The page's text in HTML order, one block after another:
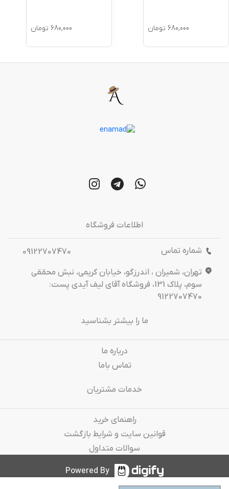
680,000 تومان 680,000 تومان
اطلاعات فروشگاه
شماره تماس
09122707470
تهران، شمیران ، اندرزگو، خیابان کریمی، نبش محققی
سوم، پلاک 131، فروشگاه آقای لیف آیدی پست:
9122707470
ما را بیشتر بشناسید
درباره‌ ما
تماس باما
خدمات مشتریان
راهنمای خرید
قوانین سایت و شرایط بازگشت
سوالات متداول
Powered By